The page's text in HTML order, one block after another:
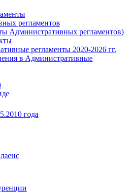
регламентов
Административных регламентов)
регламенты 2020-2026 гг.
в Административные
года